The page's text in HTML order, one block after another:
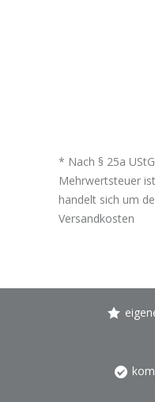
* Nach § 25a
Mehrwertsteuer
handelt sich um
Versandkosten